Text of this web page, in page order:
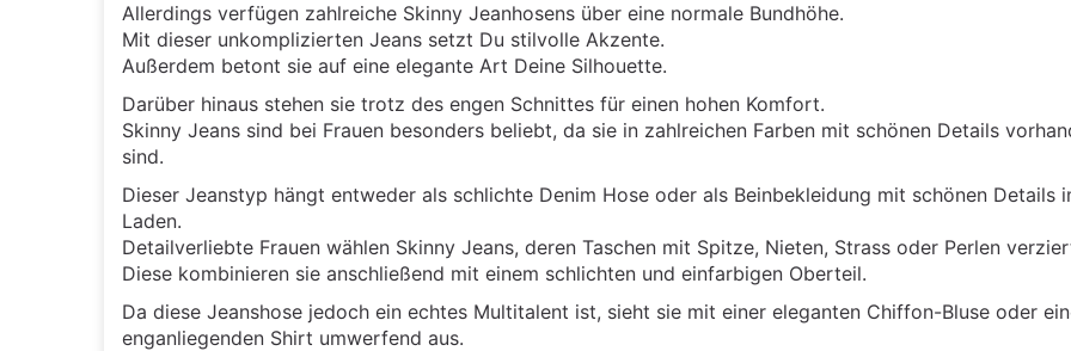
Allerdings verfügen zahlreiche Skinny Jeanhosens über eine normale Bundhöhe.
Mit dieser unkomplizierten Jeans setzt Du stilvolle Akzente.
Außerdem betont sie auf eine elegante Art Deine Silhouette.
Darüber hinaus stehen sie trotz des engen Schnittes für einen hohen Komfort.
Skinny Jeans sind bei Frauen besonders beliebt, da sie in zahlreichen Farben mit schönen Details
sind.
Dieser Jeanstyp hängt entweder als schlichte Denim Hose oder als Beinbekleidung mit schönen Details
Laden.
Detailverliebte Frauen wählen Skinny Jeans, deren Taschen mit Spitze, Nieten, Strass oder Perlen
Diese kombinieren sie anschließend mit einem schlichten und einfarbigen Oberteil.
Da diese Jeanshose jedoch ein echtes Multitalent ist, sieht sie mit einer eleganten Chiffon-Bluse oder
enganliegenden Shirt umwerfend aus.